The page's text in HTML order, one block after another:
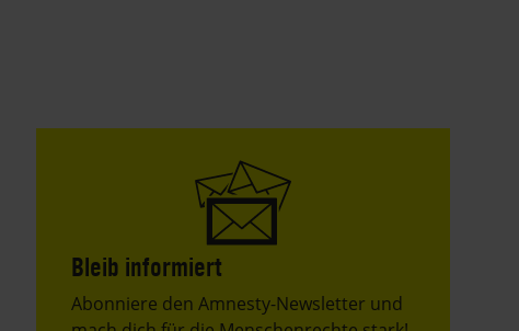
Bleib informiert
Header
Abonniere den Amnesty-Newsletter und